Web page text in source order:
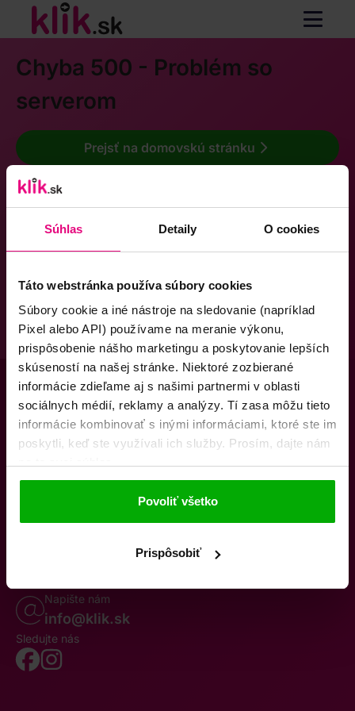
Súhlas Detaily O cookies
Táto webstránka používa súbory cookies
Súbory cookie a iné nástroje na sledovanie (napríklad
Pixel alebo API) používame na meranie výkonu,
prispôsobenie nášho marketingu a poskytovanie lepších
skúseností na našej stránke. Niektoré zozbierané
informácie zdieľame aj s našimi partnermi v oblasti
sociálnych médií, reklamy a analýzy. Tí zasa môžu tieto
informácie kombinovať s inými informáciami, ktoré ste im
poskytli, keď ste využívali ich služby. Prosím, dajte nám
Povoliť všetko
Prispôsobiť
Chyba 500 - Problém so
serverom
Prejsť na domovskú stránku
O násKontaktyK stiahnutiuObchodné podmienky
Odstúpenie od zmluvy
Oznámenie o cezhraničnej fúziiReklamačný poriadok
Volajte po–pia 8–19
Napište nám
info@klik.sk
Sledujte nás